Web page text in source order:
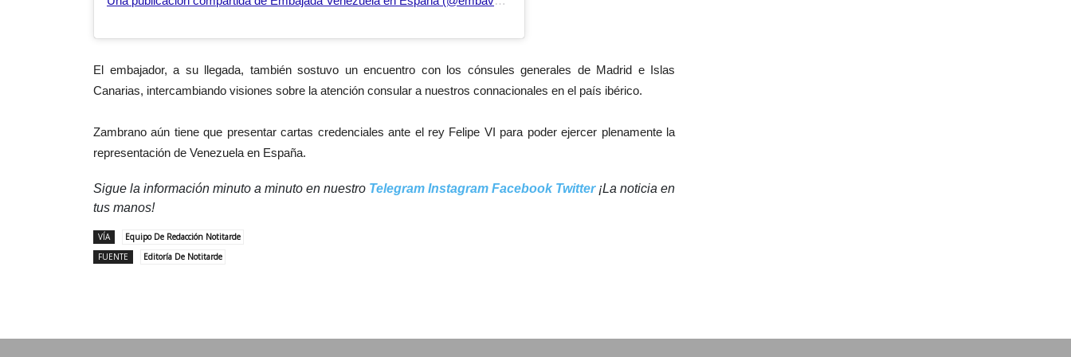
El embajador, a su llegada, también sostuvo un encuentro con los cónsules generales de Madrid e Islas
Canarias, intercambiando visiones sobre la atención consular a nuestros connacionales en el país ibérico.
Zambrano aún tiene que presentar cartas credenciales ante el rey Felipe VI para poder ejercer plenamente la
representación de Venezuela en España.
Sigue la información minuto a minuto en nuestro Telegram Instagram Facebook Twitter¡La noticia en
tus manos!
VÍA
Equipo De Redacción Notitarde
FUENTE
Editoría De Notitarde